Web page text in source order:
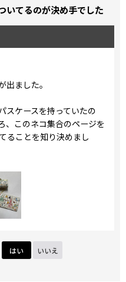
いてるのが決め手でした
出ました。
スケースを持っていたの
、このネコ集合のページを
ることを知り決めまし
が変わるので悩みました
こちらに決定。
てみましたが、とてもス
まちの小物入れと合わせて
はい いいえ